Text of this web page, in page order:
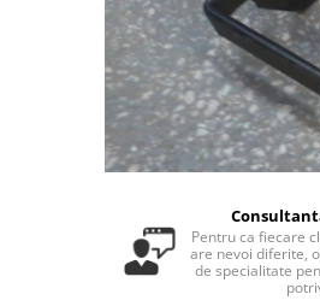
Masini - Aparate umplut carnati
Masini de taiat parchet / placi
Masini de tocat carne
Masini de tuns gazon
Casute de gradina
Pentru ca fiecare
are nevoi diferite,
de specialitate